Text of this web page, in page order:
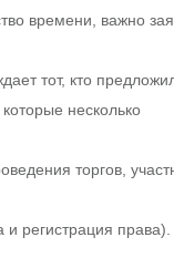
времени, важно
тот, кто
несколько
торгов,
регистрация права).